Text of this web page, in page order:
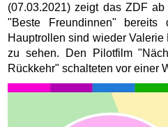
(07.03.2021) zeigt das ZDF
"Beste Freundinnen"
Hauptrollen sind wieder
zu sehen. Den Pilotfilm
Rückkehr" schalteten vor einer